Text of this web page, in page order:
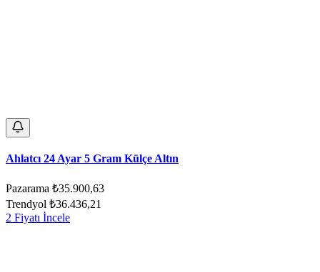
Ahlatcı 24 Ayar 5 Gram Külçe Altın
Pazarama ₺35.900,63
Trendyol ₺36.436,21
2 Fiyatı İncele